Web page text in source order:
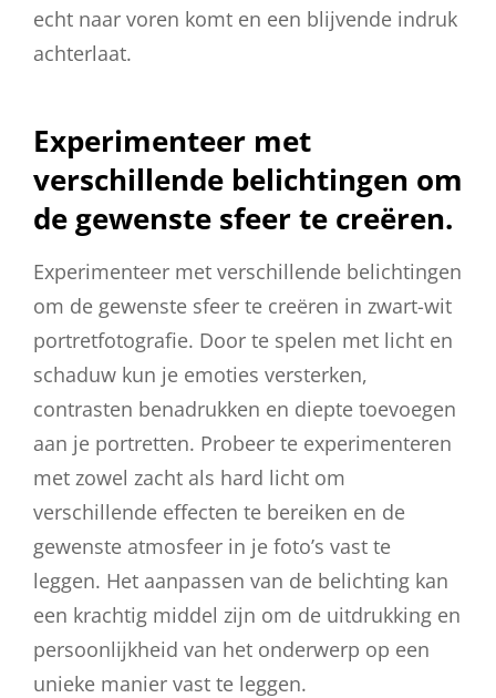
echt naar voren komt en een blijvende indruk
achterlaat.
Experimenteer met
verschillende belichtingen om
de gewenste sfeer te creëren.
Experimenteer met verschillende belichtingen
om de gewenste sfeer te creëren in zwart-wit
portretfotografie. Door te spelen met licht en
schaduw kun je emoties versterken,
contrasten benadrukken en diepte toevoegen
aan je portretten. Probeer te experimenteren
met zowel zacht als hard licht om
verschillende effecten te bereiken en de
gewenste atmosfeer in je foto’s vast te
leggen. Het aanpassen van de belichting kan
een krachtig middel zijn om de uitdrukking en
persoonlijkheid van het onderwerp op een
unieke manier vast te leggen.